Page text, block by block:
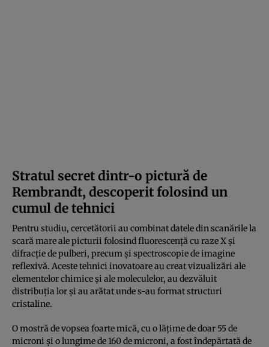
Stratul secret dintr-o pictură de
Rembrandt, descoperit folosind un
cumul de tehnici
Pentru studiu, cercetătorii au combinat datele din scanările la
scară mare ale picturii folosind fluorescență cu raze X și
difracție de pulberi, precum și spectroscopie de imagine
reflexivă. Aceste tehnici inovatoare au creat vizualizări ale
elementelor chimice și ale moleculelor, au dezvăluit
distribuția lor și au arătat unde s-au format structuri
cristaline.
O mostră de vopsea foarte mică, cu o lățime de doar 55 de
microni și o lungime de 160 de microni, a fost îndepărtată de